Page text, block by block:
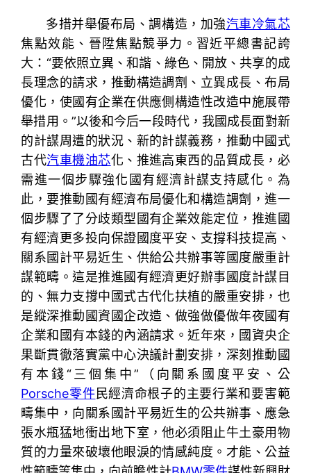
多措并舉優布局、調構造，加強汽車冷氣芯
焦點效能、晉陞焦點競爭力。習近平總書記誇
大：“要依照立異、和諧、綠色、開放、共享的成
長理念的請求，推動構造調劑、立異成長、布局
優化，使國有企業在供應側構造性改造中施展帶
舉措用。”以後和今后一段時代，我國成長面對新
的計謀周遭的狀況、新的計謀義務，推動中國式
古代汽車機油芯化、推進高東西的品質成長，必
需進一個步驟強化國有經濟計謀支持感化。為
此，要推動國有經濟布局優化和構造調劑，進一
個步驟了了分歧類型國有企業效能定位，推進國
有經濟更多投向保證國度平安、支撐科技提高、
關系國計平易近生、供給公共辦事等國度嚴重計
謀範疇。這是推進國有經濟更好辦事國度計謀目
的、無力支撐中國式古代化扶植的嚴重安排，也
是縱深推動國資國企改造、做強做優做年夜國有
企業和國有本錢的內涵請求。近年來，國資央企
果斷貫徹落實黨中心決議計劃安排，深刻推動國
有本錢“三個集中”（向關系國度平安、公
Porsche零件民經濟命根子的主要行業和要害範
疇集中，向關系國計平易近生的公共辦事、應急
張水瓶猛地衝出地下室，他必須阻止牛土豪用物
質的力量來破壞他眼淚的情感純度。才能、公益